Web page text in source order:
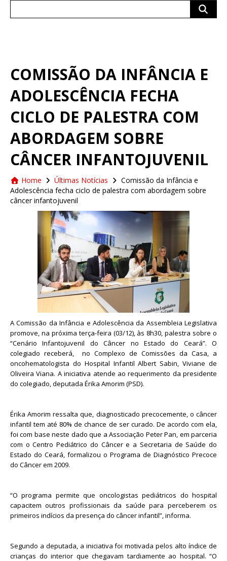
COMISSÃO DA INFÂNCIA E
ADOLESCÊNCIA FECHA
CICLO DE PALESTRA COM
ABORDAGEM SOBRE
CÂNCER INFANTOJUVENIL
Home Últimas Notícias
Comissão da Infância e
Adolescência fecha ciclo de palestra com abordagem sobre
câncer infantojuvenil
A Comissão da Infância e Adolescência da Assembleia Legislativa
promove, na próxima terça-feira (03/12), às 8h30, palestra sobre o
“Cenário Infantojuvenil do Câncer no Estado do Ceará”. O
colegiado receberá, no Complexo de Comissões da Casa, a
oncohematologista do Hospital Infantil Albert Sabin, Viviane de
Oliveira Viana. A iniciativa atende ao requerimento da presidente
do colegiado, deputada Érika Amorim (PSD).
Érika Amorim ressalta que, diagnosticado precocemente, o câncer
infantil tem até 80% de chance de ser curado. De acordo com ela,
foi com base neste dado que a Associação Peter Pan, em parceria
com o Centro Pediátrico do Câncer e a Secretaria de Saúde do
Estado do Ceará, formalizou o Programa de Diagnóstico Precoce
do Câncer em 2009.
“O programa permite que oncologistas pediátricos do hospital
capacitem outros profissionais da saúde para perceberem os
primeiros indícios da presença do câncer infantil”, informa.
Segundo a deputada, a iniciativa foi motivada pelos alto índice de
crianças do interior que chegavam tardiamente ao hospital. “O